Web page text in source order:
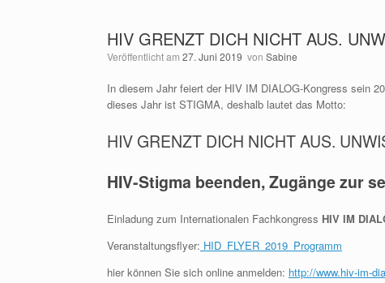
HIV GRENZT DICH NICHT AUS.
Veröffentlicht am 27. Juni 2019 von Sabine
In diesem Jahr feiert der HIV IM DIALOG-Kongress sein
dieses Jahr ist STIGMA, deshalb lautet das Motto:
HIV GRENZT DICH NICHT AUS.
HIV-Stigma beenden, Zugänge zur
Einladung zum Internationalen Fachkongress HIV IM
Veranstaltungsflyer: HID_FLYER_2019_Programm
hier können Sie sich online anmelden: http://www.hiv-im-